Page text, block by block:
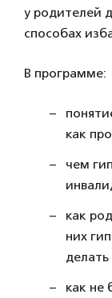
у родителей
способах
В программе:
как
чем
как
них
как не